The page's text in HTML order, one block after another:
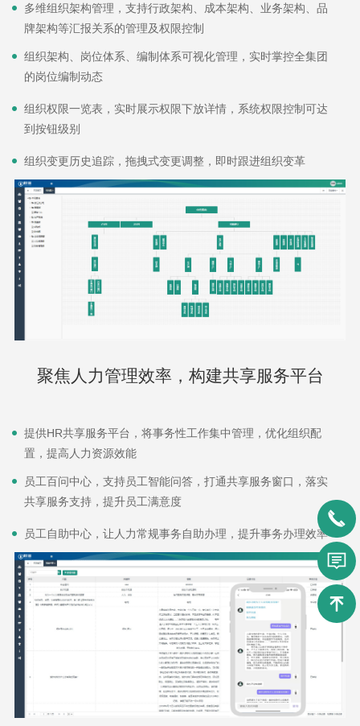
多维组织架构管理，支持行政架构、成本架构、业务架构、品
牌架构等汇报关系的管理及权限控制
组织架构、岗位体系、编制体系可视化管理，实时掌控全集团
的岗位编制动态
组织权限一览表，实时展示权限下放详情，系统权限控制可达
到按钮级别
组织变更历史追踪，拖拽式变更调整，即时跟进组织变革
聚焦人力管理效率，构建共享服务平台
提供HR共享服务平台，将事务性工作集中管理，优化组织配
置，提高人力资源效能
员工百问中心，支持员工智能问答，打通共享服务窗口，落实
共享服务支持，提升员工满意度
员工自助中心，让人力常规事务自助办理，提升事务办理效率